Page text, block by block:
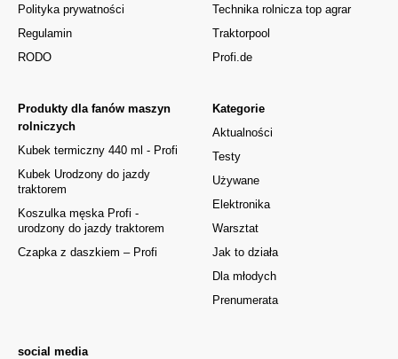
Polityka prywatności
Regulamin
RODO
Kategorie
Aktualności
Testy
Używane
Elektronika
Warsztat
Jak to działa
Dla młodych
Prenumerata
Produkty dla fanów maszyn
rolniczych
Kubek termiczny 440 ml - Profi
Kubek Urodzony do jazdy
traktorem
Koszulka męska Profi -
urodzony do jazdy traktorem
Czapka z daszkiem – Profi
Technika rolnicza top agrar
Traktorpool
Profi.de
social media